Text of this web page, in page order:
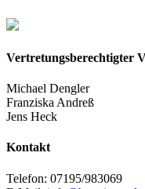
Vertretungsberechtigter
Michael Dengler
Franziska Andreß
Jens Heck
Kontakt
Telefon: 07195/983069